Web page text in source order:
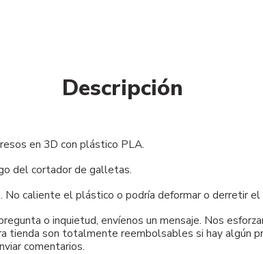
Descripción
en 3D con plástico PLA.
del cortador de galletas.
No caliente el plástico o podría deformar o derretir
o inquietud, envíenos un mensaje. Nos
tienda son totalmente reembolsables si hay algún
comentarios.